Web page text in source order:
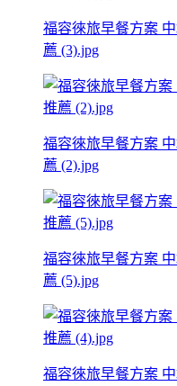
福容徠旅早餐方案
薦 (3).jpg
福容徠旅早餐方案
薦 (2).jpg
福容徠旅早餐方案
薦 (5).jpg
福容徠旅早餐方案